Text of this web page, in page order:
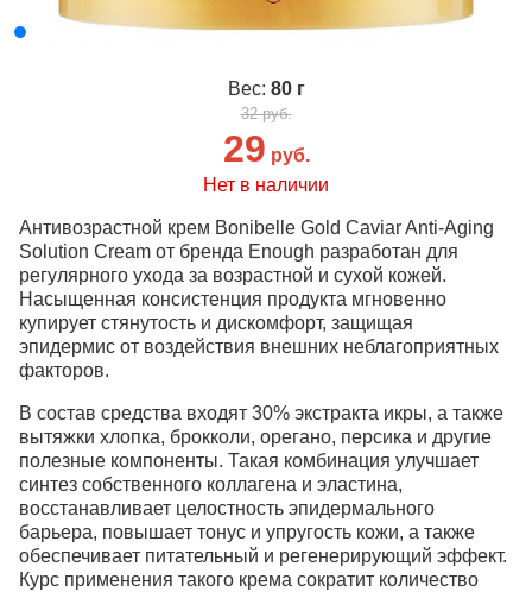
Вес: 80 г
32 руб.
29 руб.
Нет в наличии
Антивозрастной крем Bonibelle Gold Caviar Anti-Aging
Solution Cream от бренда Enough разработан для
регулярного ухода за возрастной и сухой кожей.
Насыщенная консистенция продукта мгновенно
купирует стянутость и дискомфорт, защищая
эпидермис от воздействия внешних неблагоприятных
факторов.
В состав средства входят 30% экстракта икры, а также
вытяжки хлопка, брокколи, орегано, персика и другие
полезные компоненты. Такая комбинация улучшает
синтез собственного коллагена и эластина,
восстанавливает целостность эпидермального
барьера, повышает тонус и упругость кожи, а также
обеспечивает питательный и регенерирующий эффект.
Курс применения такого крема сократит количество